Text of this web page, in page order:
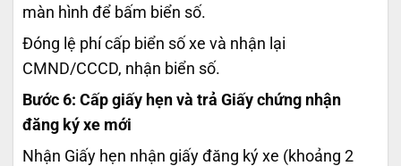
màn hình để bấm biển số.
Đóng lệ phí cấp biển số xe và nhận lại
CMND/CCCD, nhận biển số.
Bước 6: Cấp giấy hẹn và trả Giấy chứng nhận
đăng ký xe mới
Nhận Giấy hẹn nhận giấy đăng ký xe (khoảng 2